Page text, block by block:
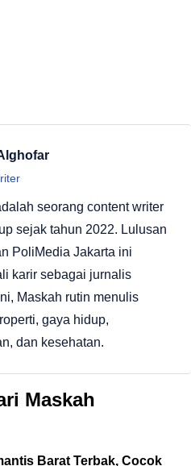
seorang content writer
sejak tahun 2022. Lulusan
PoliMedia Jakarta ini
karir sebagai jurnalis
Maskah rutin menulis
gaya hidup,
dan kesehatan.
Maskah
Barat Terbak, Cocok